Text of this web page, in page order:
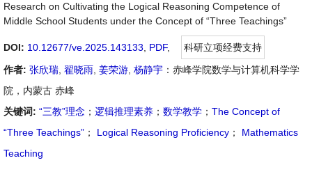
Research on Cultivating the Logical Reasoning Competence of
Middle School Students under the Concept of “Three Teachings”
DOI: 10.12677/ve.2025.143133 PDF,
科研立项经费支持
作者: 张欣瑞 翟晓雨 姜荣游 杨静宇 ：赤峰学院数学与计算机科学学
院，内蒙古 赤峰
关键词: “三教”理念 ； 逻辑推理素养 ； 数学教学 ； The Concept of
“Three Teachings” ； Logical Reasoning Proficiency ；
Mathematics
Teaching